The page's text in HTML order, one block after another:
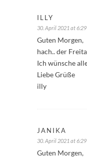
ILLY
30. April 2021 at 6:29
Guten Morgen,
hach.. der
Ich wünsche
Liebe Grüße
illy
JANIKA
30. April 2021 at 6:29
Guten Morgen,